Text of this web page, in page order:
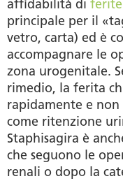
affidabilità di ferite
principale per il
vetro, carta) ed è
accompagnare le
zona urogenitale.
rimedio, la ferita
rapidamente e
come ritenzione
Staphisagira è
che seguono le
renali o dopo la